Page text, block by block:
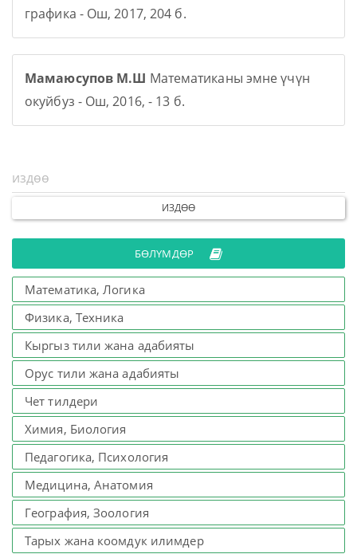
графика - Ош, 2017, 204 б.
Мамаюсупов М.Ш Математиканы эмне үчүн
окуйбуз - Ош, 2016, - 13 б.
ИЗДӨӨ
БӨЛҮМДӨР
Математика, Логика
Физика, Техника
Кыргыз тили жана адабияты
Орус тили жана адабияты
Чет тилдери
Химия, Биология
Педагогика, Психология
Медицина, Анатомия
География, Зоология
Тарых жана коомдук илимдер